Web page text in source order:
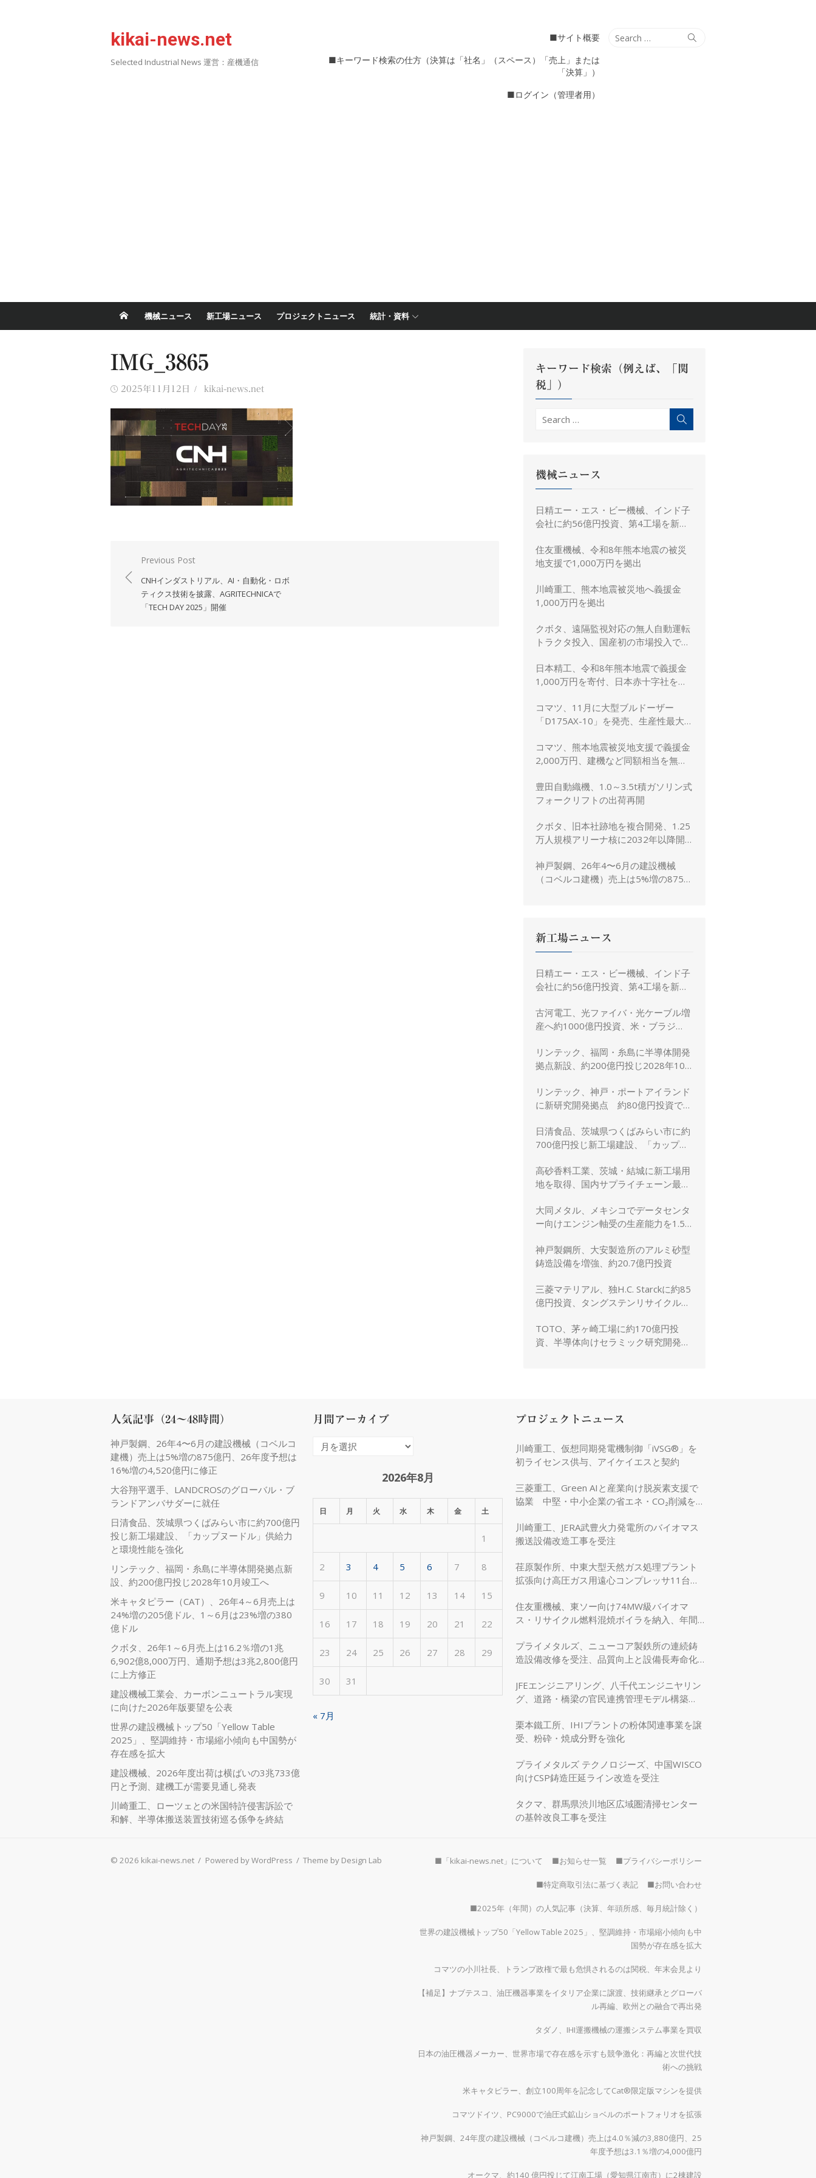
kikai-news.net
Selected Industrial News 運営：産機通信
Search
Search
■サイト概要
■キーワード検索の仕方（決算は「社名」（スペース）「売上」または
「決算」）
■ログイン（管理者用）
機械ニュース 新工場ニュース プロジェクトニュース 統計・資料
IMG_3865
Posted
2025年11月12日 Author
kikai-news.net
稿
Previous Post
CNHインダストリアル、AI・自動化・ロボ
ティクス技術を披露、AGRITECHNICAで
「TECH DAY 2025」開催
キーワード検索（例えば、「関
税」）
Search
機械ニュース
日精エー・エス・ビー機械、インド子
会社に約56億円投資、第4工場を新設
住友重機械、令和8年熊本地震の被災
地支援で1,000万円を拠出
川崎重工、熊本地震被災地へ義援金
1,000万円を拠出
クボタ、遠隔監視対応の無人自動運転
トラクタ投入、国産初の市場投入でス
日本精工、令和8年熊本地震で義援金
1,000万円を寄付、日本赤十字社を通
コマツ、11月に大型ブルドーザー
「D175AX-10」を発売、生産性最大
コマツ、熊本地震被災地支援で義援金
2,000万円、建機など同額相当を無償
豊田自動織機、1.0～3.5t積ガソリン式
フォークリフトの出荷再開
クボタ、旧本社跡地を複合開発、1.25
万人規模アリーナ核に2032年以降開
神戸製鋼、26年4〜6月の建設機械
（コベルコ建機）売上は5%増の875億
新工場ニュース
日精エー・エス・ビー機械、インド子
会社に約56億円投資、第4工場を新設
古河電工、光ファイバ・光ケーブル増
産へ約1000億円投資、米・ブラジ
リンテック、福岡・糸島に半導体開発
拠点新設、約200億円投じ2028年10
リンテック、神戸・ポートアイランド
に新研究開発拠点 約80億円投資で新
日清食品、茨城県つくばみらい市に約
700億円投じ新工場建設、「カップヌ
高砂香料工業、茨城・結城に新工場用
地を取得、国内サプライチェーン最適
大同メタル、メキシコでデータセンタ
ー向けエンジン軸受の生産能力を1.5
神戸製鋼所、大安製造所のアルミ砂型
鋳造設備を増強、約20.7億円投資
三菱マテリアル、独H.C. Starckに約85
億円投資、タングステンリサイクル能
TOTO、茅ヶ崎工場に約170億円投
資、半導体向けセラミック研究開発棟
人気記事（24～48時間）
神戸製鋼、26年4〜6月の建設機械（コベルコ
建機）売上は5%増の875億円、26年度予想は
16%増の4,520億円に修正
大谷翔平選手、LANDCROSのグローバル・ブ
ランドアンバサダーに就任
日清食品、茨城県つくばみらい市に約700億円
投じ新工場建設、「カップヌードル」供給力
と環境性能を強化
リンテック、福岡・糸島に半導体開発拠点新
設、約200億円投じ2028年10月竣工へ
米キャタピラー（CAT）、26年4～6月売上は
24%増の205億ドル、1～6月は23%増の380
億ドル
クボタ、26年1～6月売上は16.2％増の1兆
6,902億8,000万円、通期予想は3兆2,800億円
に上方修正
建設機械工業会、カーボンニュートラル実現
に向けた2026年版要望を公表
世界の建設機械トップ50「Yellow Table
2025」、堅調維持・市場縮小傾向も中国勢が
存在感を拡大
建設機械、2026年度出荷は横ばいの3兆733億
円と予測、建機工が需要見通し発表
川崎重工、ローツェとの米国特許侵害訴訟で
和解、半導体搬送装置技術巡る係争を終結
月間アーカイブ
カ
イ
2026年8月
日 月 火 水 木 金 土
1
2 3 4 5 6 7 8
9 10 11 12 13 14 15
16 17 18 19 20 21 22
23 24 25 26 27 28 29
30 31
« 7月
プロジェクトニュース
川崎重工、仮想同期発電機制御「iVSG®」を
初ライセンス供与、アイケイエスと契約
三菱重工、Green AIと産業向け脱炭素支援で
協業 中堅・中小企業の省エネ・CO₂削減を強
川崎重工、JERA武豊火力発電所のバイオマス
搬送設備改造工事を受注
荏原製作所、中東大型天然ガス処理プラント
拡張向け高圧ガス用遠心コンプレッサ11台を
住友重機械、東ソー向け74MW級バイオマ
ス・リサイクル燃料混焼ボイラを納入、年間
プライメタルズ、ニューコア製鉄所の連続鋳
造設備改修を受注、品質向上と設備長寿命化
JFEエンジニアリング、八千代エンジニヤリン
グ、道路・橋梁の官民連携管理モデル構築
栗本鐵工所、IHIプラントの粉体関連事業を譲
受、粉砕・焼成分野を強化
プライメタルズ テクノロジーズ、中国WISCO
向けCSP鋳造圧延ライン改造を受注
タクマ、群馬県渋川地区広域圏清掃センター
の基幹改良工事を受注
© 2026 kikai-news.net / Powered by WordPress / Theme by Design Lab ■「kikai-news.net」について ■お知らせ一覧 ■プライバシーポリシー
■特定商取引法に基づく表記 ■お問い合わせ
■2025年（年間）の人気記事（決算、年頭所感、毎月統計除く）
世界の建設機械トップ50「Yellow Table 2025」、堅調維持・市場縮小傾向も中
国勢が存在感を拡大
コマツの小川社長、トランプ政権で最も危惧されるのは関税、年末会見より
【補足】ナブテスコ、油圧機器事業をイタリア企業に譲渡、技術継承とグローバ
ル再編、欧州との融合で再出発
タダノ、IHI運搬機械の運搬システム事業を買収
日本の油圧機器メーカー、世界市場で存在感を示すも競争激化：再編と次世代技
術への挑戦
米キャタピラー、創立100周年を記念してCat®限定版マシンを提供
コマツドイツ、PC9000で油圧式鉱山ショベルのポートフォリオを拡張
神戸製鋼、24年度の建設機械（コベルコ建機）売上は4.0％減の3,880億円、25
年度予想は3.1％増の4,000億円
オークマ、約140 億円投じて江南工場（愛知県江南市）に2棟建設